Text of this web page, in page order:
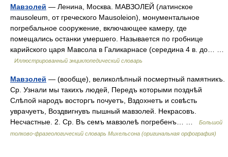
Мавзолей — Ленина, Москва. МАВЗОЛЕЙ (латинское
mausoleum, от греческого Mausoleion), монументальное
погребальное сооружение, включающее камеру, где
помещались останки умершего. Называется по гробнице
карийского царя Мавсола в Галикарнасе (середина 4 в. до… …
Иллюстрированный энциклопедический словарь
Мавзолей — (вообще), великолѣпный посмертный памятникъ.
Ср. Узнали мы такихъ людей, Передъ которыми позднѣй
Слѣпой народъ восторгъ почуетъ, Вздохнетъ и совѣсть
уврачуетъ, Воздвигнувъ пышный мавзолей. Некрасовъ.
Несчастные. 2. Ср. Въ семъ мавзолеѣ погребенъ… …
Большой
толково-фразеологический словарь Михельсона (оригинальная орфография)